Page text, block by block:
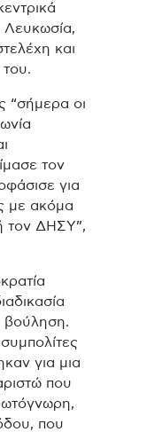
και
“σήμερα οι
τον
για
με ακόμα
τον ΔΗΣΥ”,
βούληση.
για μια
που
που